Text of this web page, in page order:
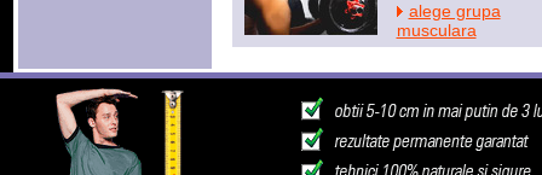
alege grupa
musculara